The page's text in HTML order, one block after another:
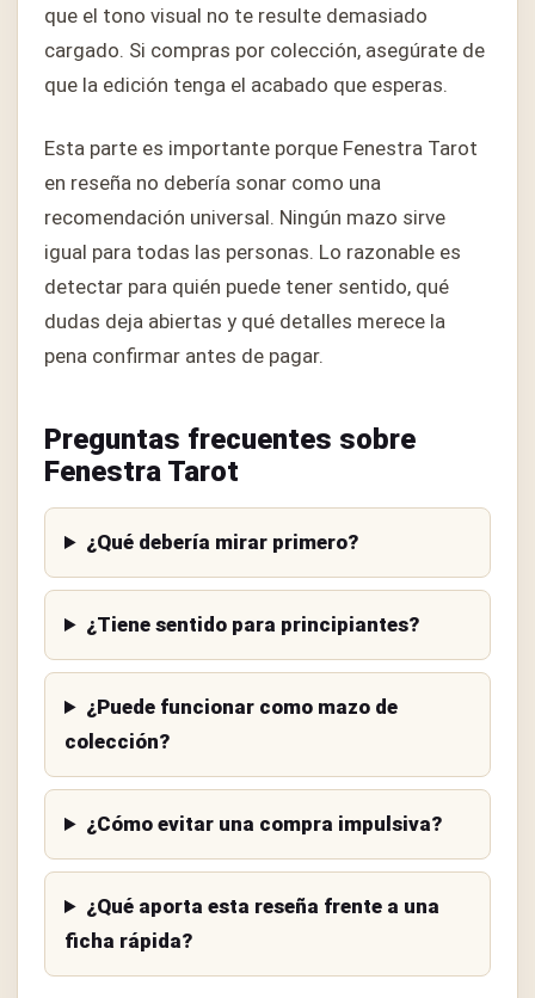
que el tono visual no te resulte demasiado
cargado. Si compras por colección, asegúrate de
que la edición tenga el acabado que esperas.
Esta parte es importante porque Fenestra Tarot
en reseña no debería sonar como una
recomendación universal. Ningún mazo sirve
igual para todas las personas. Lo razonable es
detectar para quién puede tener sentido, qué
dudas deja abiertas y qué detalles merece la
pena confirmar antes de pagar.
Preguntas frecuentes sobre
Fenestra Tarot
¿Qué debería mirar primero?
¿Tiene sentido para principiantes?
¿Puede funcionar como mazo de
colección?
¿Cómo evitar una compra impulsiva?
¿Qué aporta esta reseña frente a una
ficha rápida?